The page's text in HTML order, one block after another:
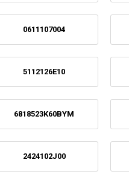
0611107004
5112126E10
6818523K60BYM
2424102J00